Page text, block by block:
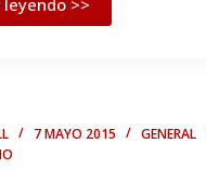
leyendo >>
7 MAYO 2015 GENERAL